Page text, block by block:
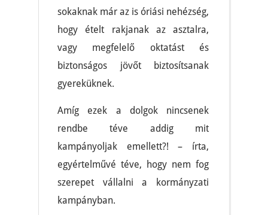
sokaknak már az is óriási nehézség,
hogy ételt rakjanak az asztalra,
vagy megfelelő oktatást és
biztonságos jövőt biztosítsanak
gyereküknek.
Amíg ezek a dolgok nincsenek
rendbe téve addig mit
kampányoljak emellett?! – írta,
egyértelművé téve, hogy nem fog
szerepet vállalni a kormányzati
kampányban.